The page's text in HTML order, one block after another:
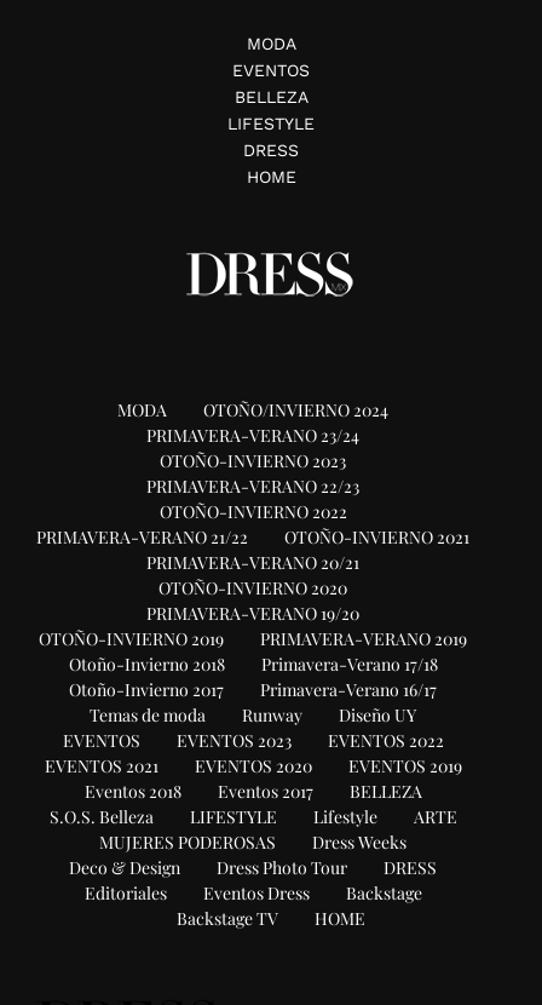
MODA
EVENTOS
BELLEZA
LIFESTYLE
DRESS
HOME
MODA
OTOÑO/INVIERNO 2024
PRIMAVERA-VERANO 23/24
OTOÑO-INVIERNO 2023
PRIMAVERA-VERANO 22/23
OTOÑO-INVIERNO 2022
PRIMAVERA-VERANO 21/22
OTOÑO-INVIERNO 2021
PRIMAVERA-VERANO 20/21
OTOÑO-INVIERNO 2020
PRIMAVERA-VERANO 19/20
OTOÑO-INVIERNO 2019
PRIMAVERA-VERANO 2019
Otoño-Invierno 2018
Primavera-Verano 17/18
Otoño-Invierno 2017
Primavera-Verano 16/17
Temas de moda
Runway
Diseño UY
EVENTOS
EVENTOS 2023
EVENTOS 2022
EVENTOS 2021
EVENTOS 2020
EVENTOS 2019
Eventos 2018
Eventos 2017
BELLEZA
S.O.S. Belleza
LIFESTYLE Lifestyle
ARTE
MUJERES PODEROSAS
Dress Weeks
Deco & Design
Dress Photo Tour
DRESS
Editoriales
Eventos Dress
Backstage
Backstage TV
HOME